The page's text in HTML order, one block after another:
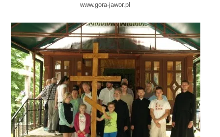
www.gora-jawor.pl